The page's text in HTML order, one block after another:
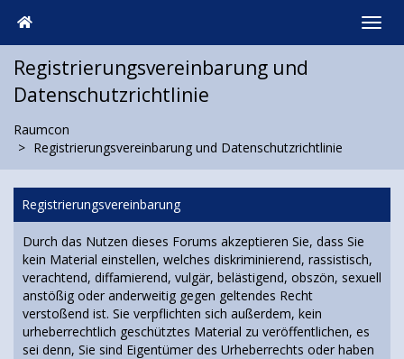
Registrierungsvereinbarung und
Datenschutzrichtlinie
Raumcon
Registrierungsvereinbarung und Datenschutzrichtlinie
Registrierungsvereinbarung
Durch das Nutzen dieses Forums akzeptieren Sie, dass Sie
kein Material einstellen, welches diskriminierend, rassistisch,
verachtend, diffamierend, vulgär, belästigend, obszön, sexuell
anstößig oder anderweitig gegen geltendes Recht
verstoßend ist. Sie verpflichten sich außerdem, kein
urheberrechtlich geschütztes Material zu veröffentlichen, es
sei denn, Sie sind Eigentümer des Urheberrechts oder haben